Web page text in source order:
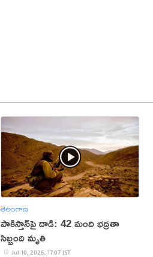
తెలంగాణ
పాకిస్తాన్‌పై దాడి: 42 మంది భద్రతా
సిబ్బంది మృతి
Jul 10, 2026, 17:07 IST